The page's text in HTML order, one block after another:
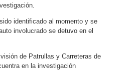
identificado al momento y se
involucrado se detuvo en el
de Patrullas y Carreteras de
en la investigación